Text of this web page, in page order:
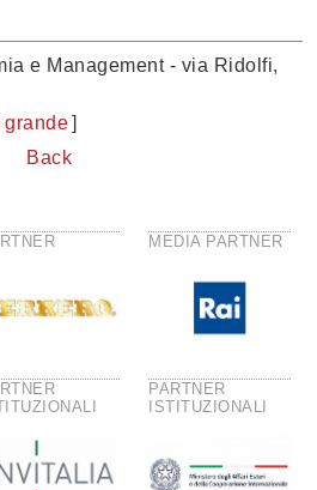
e Management - via Ridolfi,
]
Back